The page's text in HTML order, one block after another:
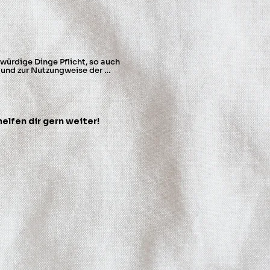
Nur bei Bedarf chlorfreie
reinigen.
Dinge Pflicht, so auch
zur Nutzungweise der
für Erwachsenen-Shirts und -
Polo-Shirts, Erwachsenen-
Riga, Latvia, LV-1050
Erfüllt die Anforderungen
Cadmium, Bisphenole und
für Kinder- und Teenager-
Riga, Latvia, LV-1050
Erfüllt die Anforderungen
dir gern weiter!